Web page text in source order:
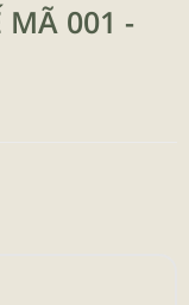
MÃ 001 -